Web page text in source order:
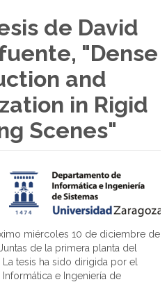
de David
"Dense
and
in Rigid
Scenes"
miércoles 10 de diciembre de
de la primera planta del
tesis ha sido dirigida por el
e Ingeniería de